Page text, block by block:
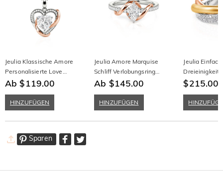
$0.00
$0.00
Jeulia Klassische Amore
Personalisierte Love
Halskette
Ab $119.00
HINZUFÜGEN
Jeulia Amore Marquise
Schliff Verlobungsring
Sterling Silber
Ab $145.00
HINZUFÜGEN
Jeulia
Dreieinigkeit
$215.00
Sparen